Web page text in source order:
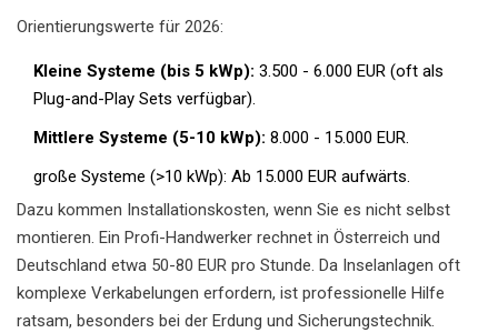
Orientierungswerte für 2026:
Kleine Systeme (bis 5 kWp): 3.500 - 6.000 EUR (oft als
Plug-and-Play Sets verfügbar).
Mittlere Systeme (5-10 kWp): 8.000 - 15.000 EUR.
große Systeme (>10 kWp): Ab 15.000 EUR aufwärts.
Dazu kommen Installationskosten, wenn Sie es nicht selbst
montieren. Ein Profi-Handwerker rechnet in Österreich und
Deutschland etwa 50-80 EUR pro Stunde. Da Inselanlagen oft
komplexe Verkabelungen erfordern, ist professionelle Hilfe
ratsam, besonders bei der Erdung und Sicherungstechnik.